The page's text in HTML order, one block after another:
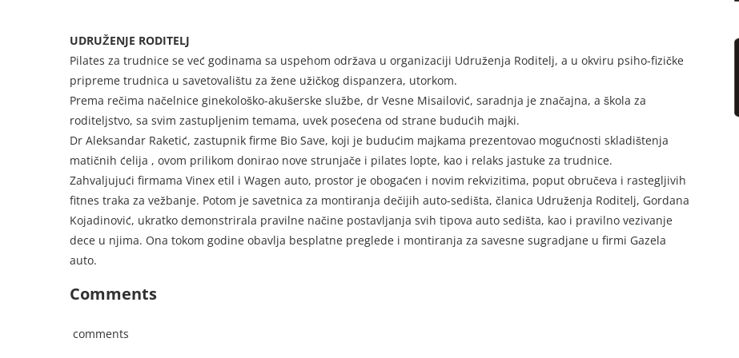
UDRUŽENJE RODITELJ
Pilates za trudnice se već godinama sa uspehom održava u organizaciji Udruženja Roditelj, a u okviru psiho-fizičke
pripreme trudnica u savetovalištu za žene užičkog dispanzera, utorkom.
Prema rečima načelnice ginekološko-akušerske službe, dr Vesne Misailović, saradnja je značajna, a škola za
roditeljstvo, sa svim zastupljenim temama, uvek posećena od strane budućih majki.
Dr Aleksandar Raketić, zastupnik firme Bio Save, koji je budućim majkama prezentovao mogućnosti skladištenja
matičnih ćelija , ovom prilikom donirao nove strunjače i pilates lopte, kao i relaks jastuke za trudnice.
Zahvaljujući firmama Vinex etil i Wagen auto, prostor je obogaćen i novim rekvizitima, poput obručeva i rastegljivih
fitnes traka za vežbanje. Potom je savetnica za montiranja dečijih auto-sedišta, članica Udruženja Roditelj, Gordana
Kojadinović, ukratko demonstrirala pravilne načine postavljanja svih tipova auto sedišta, kao i pravilno vezivanje
dece u njima. Ona tokom godine obavlja besplatne preglede i montiranja za savesne sugradjane u firmi Gazela
auto.
Comments
comments